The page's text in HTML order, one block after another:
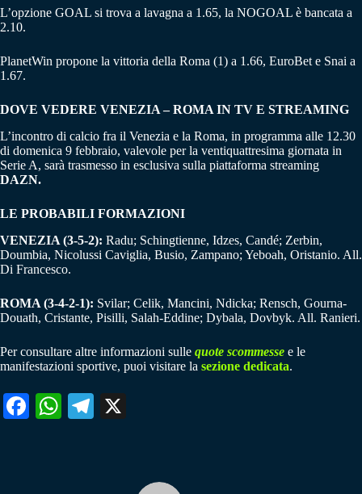
L’opzione GOAL si trova a lavagna a 1.65, la NOGOAL è bancata a
2.10.
PlanetWin propone la vittoria della Roma (1) a 1.66, EuroBet e Snai a
1.67.
DOVE VEDERE VENEZIA – ROMA IN TV E STREAMING
L’incontro di calcio fra il Venezia e la Roma, in programma alle 12.30
di domenica 9 febbraio, valevole per la ventiquattresima giornata in
Serie A, sarà trasmesso in esclusiva sulla piattaforma streaming
DAZN.
LE PROBABILI FORMAZIONI
VENEZIA (3-5-2): Radu; Schingtienne, Idzes, Candé; Zerbin,
Doumbia, Nicolussi Caviglia, Busio, Zampano; Yeboah, Oristanio. All.
Di Francesco.
ROMA (3-4-2-1): Svilar; Celik, Mancini, Ndicka; Rensch, Gourna-
Douath, Cristante, Pisilli, Salah-Eddine; Dybala, Dovbyk. All. Ranieri.
Per consultare altre informazioni sulle quote scommesse e le
manifestazioni sportive, puoi visitare la sezione dedicata.
Fa W
Te